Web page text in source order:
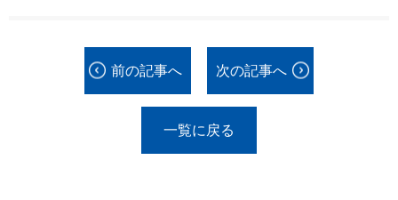
前の記事へ
一覧に戻る
次の記事へ